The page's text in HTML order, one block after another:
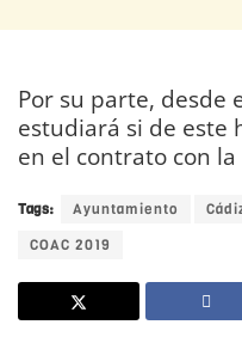
Por su parte, desde
estudiará si de este
en el contrato con
Tags: Ayuntamiento
COAC 2019